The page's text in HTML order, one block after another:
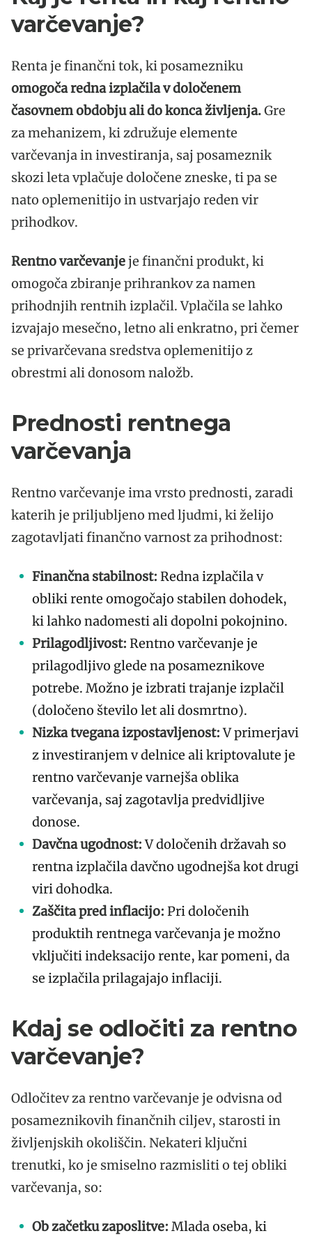
varčevanje?
Renta je finančni tok, ki posamezniku
omogoča redna izplačila v določenem
časovnem obdobju ali do konca življenja.Gre
za mehanizem, ki združuje elemente
varčevanja in investiranja, saj posameznik
skozi leta vplačuje določene zneske, ti pa se
nato oplemenitijo in ustvarjajo reden vir
prihodkov.
Rentno varčevanjeje finančni produkt, ki
omogoča zbiranje prihrankov za namen
prihodnjih rentnih izplačil. Vplačila se lahko
izvajajo mesečno, letno ali enkratno, pri čemer
se privarčevana sredstva oplemenitijo z
obrestmi ali donosom naložb.
Prednosti rentnega
varčevanja
Rentno varčevanje ima vrsto prednosti, zaradi
katerih je priljubljeno med ljudmi, ki želijo
zagotavljati finančno varnost za prihodnost:
Finančna stabilnost: Redna izplačila v
obliki rente omogočajo stabilen dohodek,
ki lahko nadomesti ali dopolni pokojnino.
Prilagodljivost: Rentno varčevanje je
prilagodljivo glede na posameznikove
potrebe. Možno je izbrati trajanje izplačil
(določeno število let ali dosmrtno).
Nizka tvegana izpostavljenost:V primerjavi
z investiranjem v delnice ali kriptovalute je
rentno varčevanje varnejša oblika
varčevanja, saj zagotavlja predvidljive
donose.
Davčna ugodnost:V določenih državah so
rentna izplačila davčno ugodnejša kot drugi
viri dohodka.
Zaščita pred inflacijo: Pri določenih
produktih rentnega varčevanja je možno
vključiti indeksacijo rente, kar pomeni, da
se izplačila prilagajajo inflaciji.
Kdaj se odločiti za rentno
varčevanje?
Odločitev za rentno varčevanje je odvisna od
posameznikovih finančnih ciljev, starosti in
življenjskih okoliščin. Nekateri ključni
trenutki, ko je smiselno razmisliti o tej obliki
varčevanja, so:
Ob začetku zaposlitve: Mlada oseba, ki